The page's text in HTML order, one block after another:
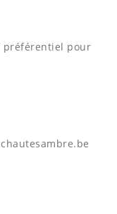
préférentiel pour